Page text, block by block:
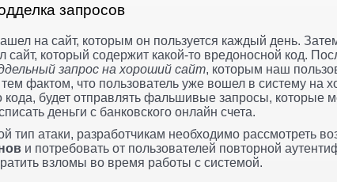
запросов
на сайт, которым он пользуется каждый день.
сайт, который содержит какой-то вредоносной код.
запрос на хороший сайт, которым наш
тем фактом, что пользователь уже вошел в систему на
кода, будет отправлять фальшивые запросы, которые
деньги с банковского онлайн счета.
тип атаки, разработчикам необходимо рассмотреть
и потребовать от пользователей повторной
взломы во время работы с системой.